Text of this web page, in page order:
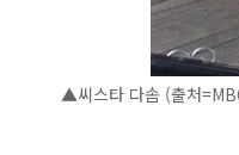
▲씨스타 다솜 (출처